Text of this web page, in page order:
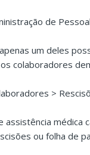
de
um deles
colaboradores
>
assistência médica
ou folha de